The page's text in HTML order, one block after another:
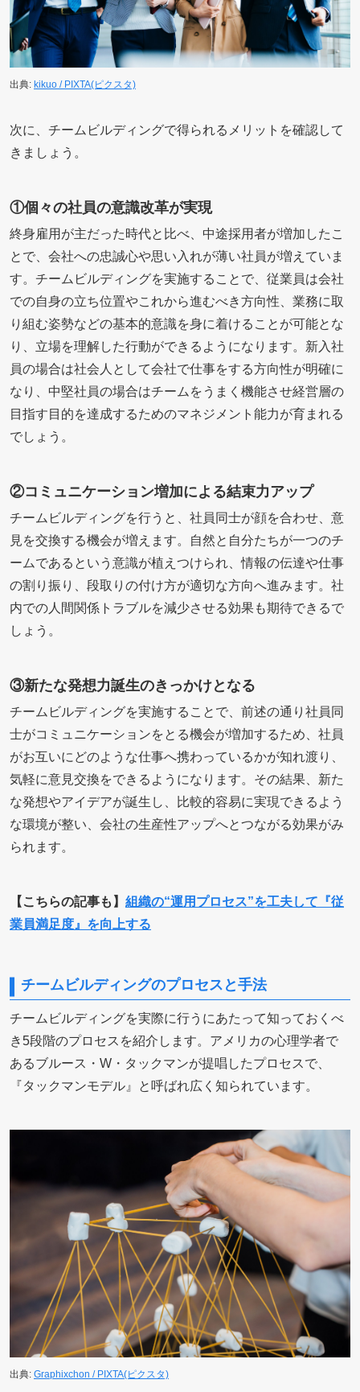
出典: kikuo / PIXTA(ピクスタ)
次に、チームビルディングで得られるメリットを確認して
きましょう。
①個々の社員の意識改革が実現
終身雇用が主だった時代と比べ、中途採用者が増加したこ
とで、会社への忠誠心や思い入れが薄い社員が増えていま
す。チームビルディングを実施することで、従業員は会社
での自身の立ち位置やこれから進むべき方向性、業務に取
り組む姿勢などの基本的意識を身に着けることが可能とな
り、立場を理解した行動ができるようになります。新入社
員の場合は社会人として会社で仕事をする方向性が明確に
なり、中堅社員の場合はチームをうまく機能させ経営層の
目指す目的を達成するためのマネジメント能力が育まれる
でしょう。
②コミュニケーション増加による結束力アップ
チームビルディングを行うと、社員同士が顔を合わせ、意
見を交換する機会が増えます。自然と自分たちが一つのチ
ームであるという意識が植えつけられ、情報の伝達や仕事
の割り振り、段取りの付け方が適切な方向へ進みます。社
内での人間関係トラブルを減少させる効果も期待できるで
しょう。
③新たな発想力誕生のきっかけとなる
チームビルディングを実施することで、前述の通り社員同
士がコミュニケーションをとる機会が増加するため、社員
がお互いにどのような仕事へ携わっているかが知れ渡り、
気軽に意見交換をできるようになります。その結果、新た
な発想やアイデアが誕生し、比較的容易に実現できるよう
な環境が整い、会社の生産性アップへとつながる効果がみ
られます。
【こちらの記事も】 組織の“運用プロセス”を工夫して『従
業員満足度』を向上する
チームビルディングのプロセスと手法
チームビルディングを実際に行うにあたって知っておくべ
き5段階のプロセスを紹介します。アメリカの心理学者で
あるブルース・W・タックマンが提唱したプロセスで、
『タックマンモデル』と呼ばれ広く知られています。
出典: Graphixchon / PIXTA(ピクスタ)